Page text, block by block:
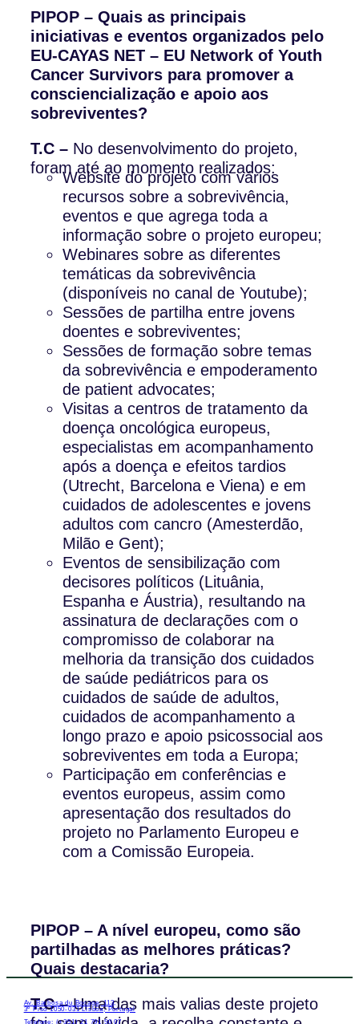
PIPOP – Quais as principais
iniciativas e eventos organizados pelo
EU-CAYAS NET – EU Network of Youth
Cancer Survivors para promover a
consciencialização e apoio aos
sobreviventes?
T.C – No desenvolvimento do projeto,
foram até ao momento realizados:
Website do projeto com vários
recursos sobre a sobrevivência,
eventos e que agrega toda a
informação sobre o projeto europeu;
Webinares sobre as diferentes
temáticas da sobrevivência
(disponíveis no canal de Youtube);
Sessões de partilha entre jovens
doentes e sobreviventes;
Sessões de formação sobre temas
da sobrevivência e empoderamento
de patient advocates;
Visitas a centros de tratamento da
doença oncológica europeus,
especialistas em acompanhamento
após a doença e efeitos tardios
(Utrecht, Barcelona e Viena) e em
cuidados de adolescentes e jovens
adultos com cancro (Amesterdão,
Milão e Gent);
Eventos de sensibilização com
decisores políticos (Lituânia,
Espanha e Áustria), resultando na
assinatura de declarações com o
compromisso de colaborar na
melhoria da transição dos cuidados
de saúde pediátricos para os
cuidados de saúde de adultos,
cuidados de acompanhamento a
longo prazo e apoio psicossocial aos
sobreviventes em toda a Europa;
Participação em conferências e
eventos europeus, assim como
apresentação dos resultados do
projeto no Parlamento Europeu e
com a Comissão Europeia.
PIPOP – A nível europeu, como são
partilhadas as melhores práticas?
Quais destacaria?
T.C –Uma das mais valias deste projeto
Av. Barbosa du Bocage, 113,
3º Piso 1050-031 Lisboa, Portugal
Telefone: (+351) 21 791 50 07